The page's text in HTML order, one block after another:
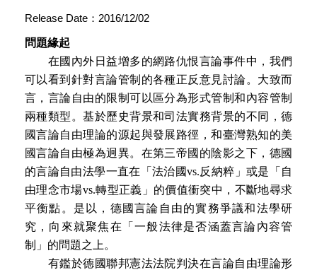
Release Date：2016/12/02
問題緣起
在國內外日益增多的網路仇恨言論事件中，我們
可以看到針對言論管制的各種正反意見討論。大致而
言，言論自由的限制可以區分為形式管制和內容管制
兩種類型。基於歷史背景和司法實務背景的不同，德
國言論自由理論的源起與發展路徑，和臺灣熟知的美
國言論自由極為迥異。在第三帝國的陰影之下，德國
的言論自由法學一直在「法治國vs.反納粹」或是「自
由理念市場vs.轉型正義」的價值衝突中，不斷地尋求
平衡點。是以，德國言論自由的實務爭議和法學研
究，向來就聚焦在「一般法律是否涵蓋言論內容管
制」的問題之上。
有鑑於德國聯邦憲法法院判決在言論自由理論形